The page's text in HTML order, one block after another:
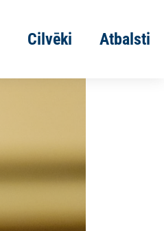
Cilvēki Atbalsti